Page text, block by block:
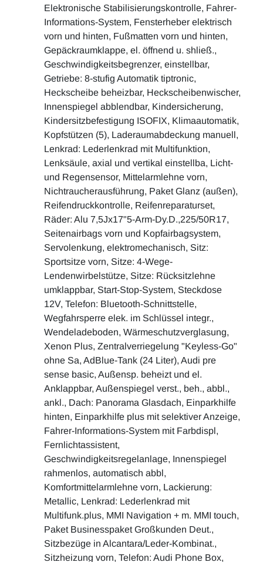
Elektronische Stabilisierungskontrolle, Fahrer-
Informations-System, Fensterheber elektrisch
vorn und hinten, Fußmatten vorn und hinten,
Gepäckraumklappe, el. öffnend u. shließ.,
Geschwindigkeitsbegrenzer, einstellbar,
Getriebe: 8-stufig Automatik tiptronic,
Heckscheibe beheizbar, Heckscheibenwischer,
Innenspiegel abblendbar, Kindersicherung,
Kindersitzbefestigung ISOFIX, Klimaautomatik,
Kopfstützen (5), Laderaumabdeckung manuell,
Lenkrad: Lederlenkrad mit Multifunktion,
Lenksäule, axial und vertikal einstellba, Licht-
und Regensensor, Mittelarmlehne vorn,
Nichtraucherausführung, Paket Glanz (außen),
Reifendruckkontrolle, Reifenreparaturset,
Räder: Alu 7,5Jx17"5-Arm-Dy.D.,225/50R17,
Seitenairbags vorn und Kopfairbagsystem,
Servolenkung, elektromechanisch, Sitz:
Sportsitze vorn, Sitze: 4-Wege-
Lendenwirbelstütze, Sitze: Rücksitzlehne
umklappbar, Start-Stop-System, Steckdose
12V, Telefon: Bluetooth-Schnittstelle,
Wegfahrsperre elek. im Schlüssel integr.,
Wendeladeboden, Wärmeschutzverglasung,
Xenon Plus, Zentralverriegelung "Keyless-Go"
ohne Sa, AdBlue-Tank (24 Liter), Audi pre
sense basic, Außensp. beheizt und el.
Anklappbar, Außenspiegel verst., beh., abbl.,
ankl., Dach: Panorama Glasdach, Einparkhilfe
hinten, Einparkhilfe plus mit selektiver Anzeige,
Fahrer-Informations-System mit Farbdispl,
Fernlichtassistent,
Geschwindigkeitsregelanlage, Innenspiegel
rahmenlos, automatisch abbl,
Komfortmittelarmlehne vorn, Lackierung:
Metallic, Lenkrad: Lederlenkrad mit
Multifunk.plus, MMI Navigation + m. MMI touch,
Paket Businesspaket Großkunden Deut.,
Sitzbezüge in Alcantara/Leder-Kombinat.,
Sitzheizung vorn, Telefon: Audi Phone Box,